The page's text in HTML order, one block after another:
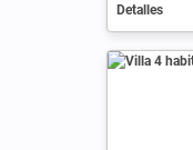
Detalles